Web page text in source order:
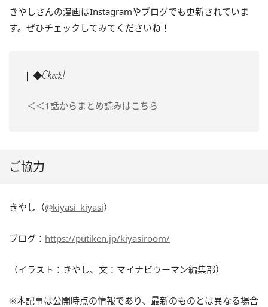
きやしさんの漫画はInstagramやブログでも更新されていま
す。ぜひチェックしてみてくださいね！
◆Check!
＜＜1話からまとめ読みはこちら
ご協力
きやし（@kiyasi_kiyasi）
ブログ： https://putiken.jp/kiyasiroom/
（イラスト：きやし、文：マイナビウーマン編集部）
※本記事は公開時点の情報であり、最新のものとは異なる場合